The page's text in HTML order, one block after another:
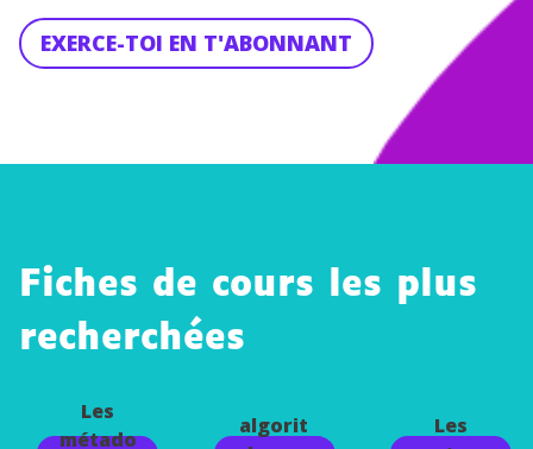
EXERCE-TOI EN T'ABONNANT
Fiches de cours les plus
recherchées
Les
métado
algorit
Les